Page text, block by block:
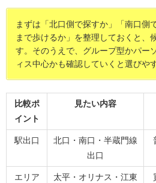
まずは「北口側で探すか」「南口側
まで歩けるか」を整理しておくと、
す。そのうえで、グループ型かパー
ィス中心かも確認していくと選びや
比較ポ
イント
見たい内容
駅出口
北口・南口・半蔵門線
出口
エリア
太平・オリナス・江東